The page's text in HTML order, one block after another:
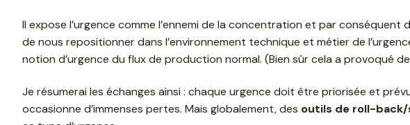
Il expose l’urgence comme l’ennemi de la concentration et par
de nous repositionner dans l’environnement technique et métier de
notion d’urgence du flux de production normal. (Bien sûr cela a provoqué
Je résumerai les échanges ainsi : chaque urgence doit être priorisée et
occasionne d’immenses pertes. Mais globalement, des outils de roll-back/